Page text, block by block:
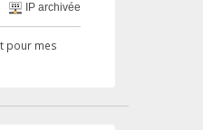
IP archivée
pour mes